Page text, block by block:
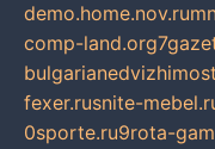
demo.home.nov.ru
comp-land.org
fexer.rusnite-
0sporte.ru9rota-